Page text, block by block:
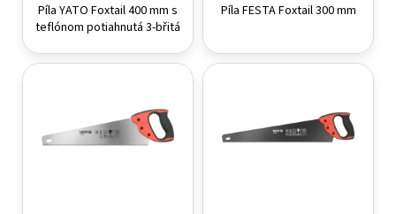
Píla YATO Foxtail 400 mm s
teflónom potiahnutá 3-břitá
Píla FESTA Foxtail 300 mm